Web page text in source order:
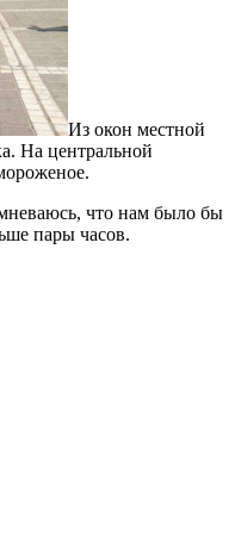
Из окон местной
На центральной
что нам было бы
пары часов.